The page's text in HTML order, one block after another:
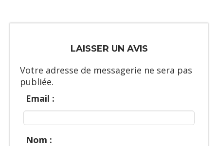
LAISSER UN AVIS
Votre adresse de messagerie ne sera pas
publiée.
Email :
Nom :